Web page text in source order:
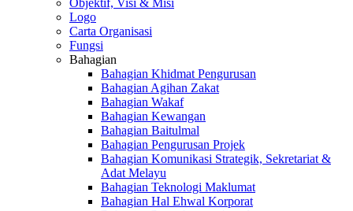
Objektif, Visi & Misi
Logo
Carta Organisasi
Fungsi
Bahagian
Bahagian Khidmat Pengurusan
Bahagian Agihan Zakat
Bahagian Wakaf
Bahagian Kewangan
Bahagian Baitulmal
Bahagian Pengurusan Projek
Bahagian Komunikasi Strategik, Sekretariat &
Adat Melayu
Bahagian Teknologi Maklumat
Bahagian Hal Ehwal Korporat